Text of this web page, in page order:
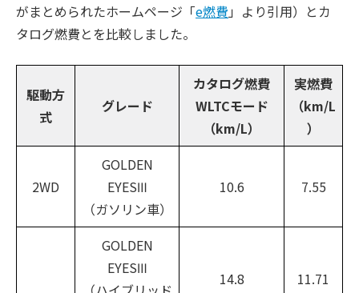
がまとめられたホームページ「e燃費 」より引用）とカ
タログ燃費とを比較しました。
駆動方
式
グレード
カタログ燃費
WLTCモード
（km/L）
実燃費
（km/L
）
2WD
GOLDEN
EYESⅢ
（ガソリン車）
10.6 7.55
GOLDEN
EYESⅢ
14.8 11.71